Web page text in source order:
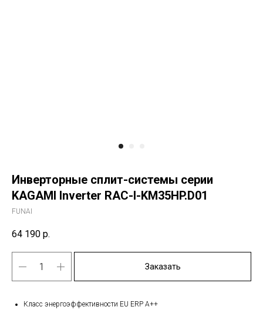
Инверторные сплит-системы серии
KAGAMI Inverter RAC-I-KM35HP.D01
FUNAI
64 190 р.
Заказать
Класс энергоэффективности EU ERP A++